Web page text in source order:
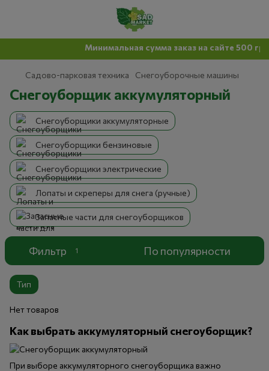
Минимальная сумма заказ на сайте 500 грн
Садово-парковая техника Снегоуборочные машины
Снегоуборщик аккумуляторный
Снегоуборщики аккумуляторные
Снегоуборщики бензиновые
Снегоуборщики электрические
Лопаты и скреперы для снега (ручные)
Запасные части для снегоуборщиков
Фильтр 1 По популярности
Тип
Нет товаров
Как выбрать аккумуляторный снегоуборщик?
При выборе аккумуляторного снегоуборщика важно